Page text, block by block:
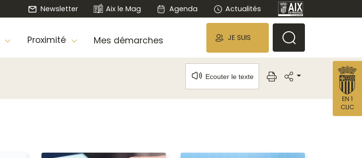
Newsletter Aix le Mag Agenda Actualités
Proximité Mes démarches JE SUIS
Ecouter le texte
EN 1
CLIC